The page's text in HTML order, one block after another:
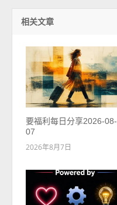
相关文章
要福利每日分享2026-08-
07
2026年8月7日